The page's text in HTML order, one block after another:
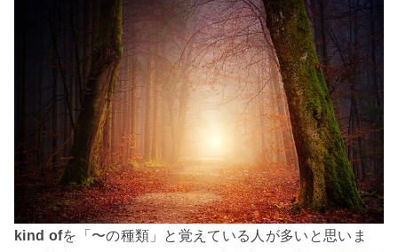
kind ofを「〜の種類」と覚えている人が多いと思いま